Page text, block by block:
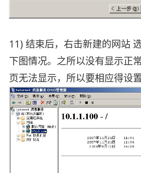
11) 结束后，右击新建的网站
下图情况。之所以没有显示正
页无法显示，所以要相应得设